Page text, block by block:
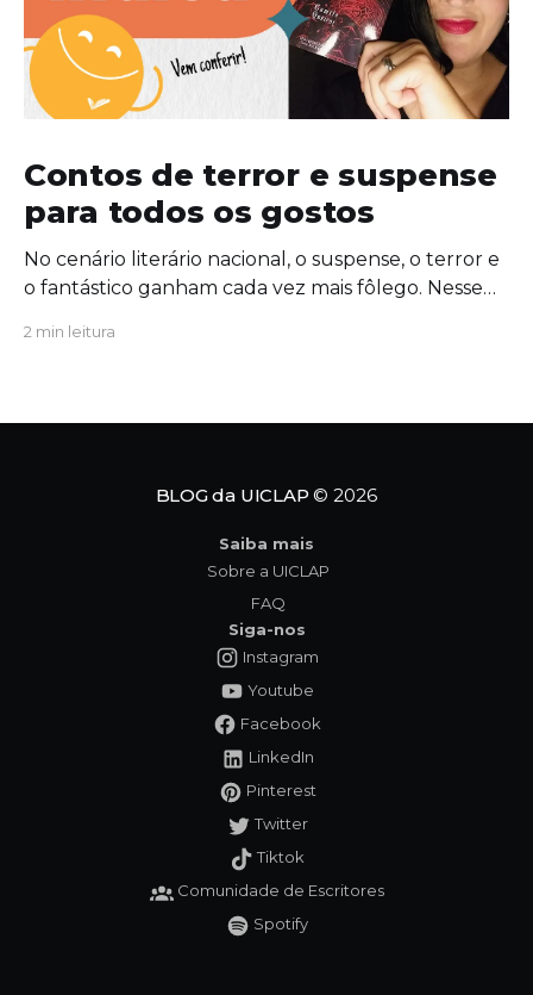
Contos de terror e suspense
para todos os gostos
No cenário literário nacional, o suspense, o terror e
o fantástico ganham cada vez mais fôlego. Nesse
2 min leitura
BLOG da UICLAP © 2026
Saiba mais
Sobre a UICLAP
FAQ
Siga-nos
Instagram
Youtube
Facebook
LinkedIn
Pinterest
Twitter
Tiktok
Comunidade de Escritores
Spotify